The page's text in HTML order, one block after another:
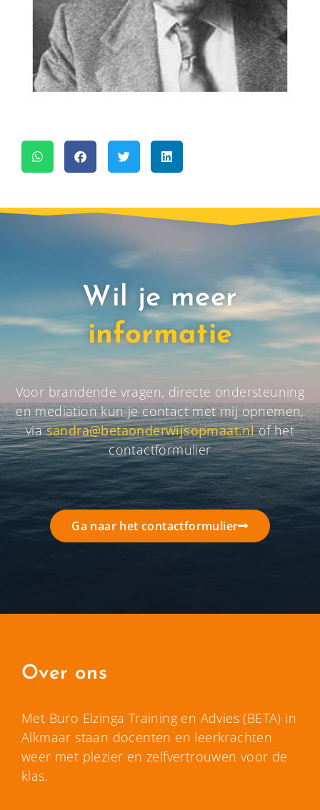
Wil je meer
informatie
Voor brandende vragen, directe ondersteuning
en mediation kun je contact met mij opnemen,
viasandra@betaonderwijsopmaat.nlof het
contactformulier
Ga naar het contactformulier
Over ons
Met Buro Elzinga Training en Advies (BETA) in
Alkmaar staan docenten en leerkrachten
weer met plezier en zelfvertrouwen voor de
klas.